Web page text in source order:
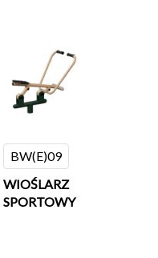
BW(E)09
WIOŚLARZ
SPORTOWY